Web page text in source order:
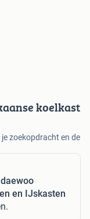
koelkast
zoekopdracht en de
en IJskasten